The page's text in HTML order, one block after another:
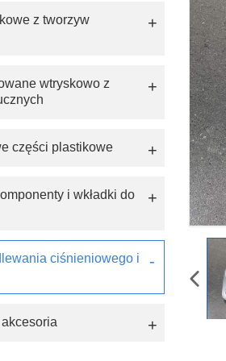
z tworzyw
wtryskowo z
części plastikowe
i wkładki do
ciśnieniowego i
akcesoria